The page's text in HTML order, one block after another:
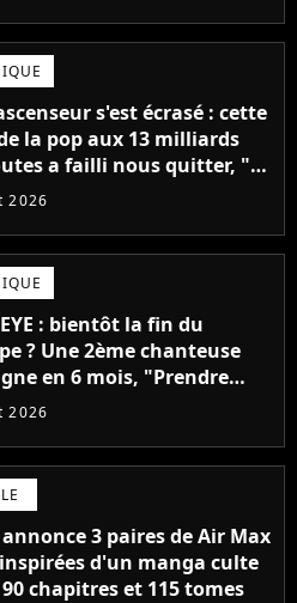
s'est écrasé : cette
la pop aux 13 milliards
a failli nous quitter, "Je
ne plus jamais chanter"
2026
: bientôt la fin du
? Une 2ème chanteuse
en 6 mois, "Prendre
n’a pas été facile"
2026
3 paires de Air Max
d'un manga culte
chapitres et 115 tomes